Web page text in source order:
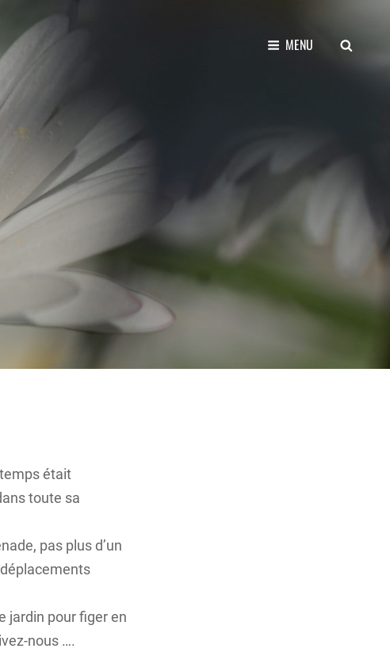
MENU
était
toute sa
pas plus d’un
jardin pour figer en
nous ….